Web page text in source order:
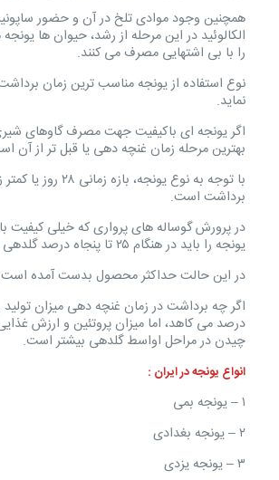
همچنین وجود موادی تلخ در آن و حضور
الکالوئید در این مرحله از رشد، حیوان ها
را با بی اشتهایی مصرف می کنند.
نوع استفاده از یونجه مناسب ترین زمان
نماید.
اگر یونجه ای باکیفیت جهت مصرف گاوهای
بهترین مرحله زمان غنچه دهی یا قبل تر از آن
با توجه به نوع یونجه،
برداشت است.
در پرورش گوساله های پرواری که خیلی کیفیت
یونجه را باید در هنگام ۲۵ تا پنجاه درصد گلدهی برداشت نمود.
در این حالت حداکثر محصول بدست آمده
درصد می کاهد، اما میزان پروتئین و ارزش
چیدن در مراحل اواسط گلدهی بیشتر است.
انواع یونجه در ایران :
۱ – یونجه بمی
۲ – یونجه بغدادی
۳ – یونجه یزدی